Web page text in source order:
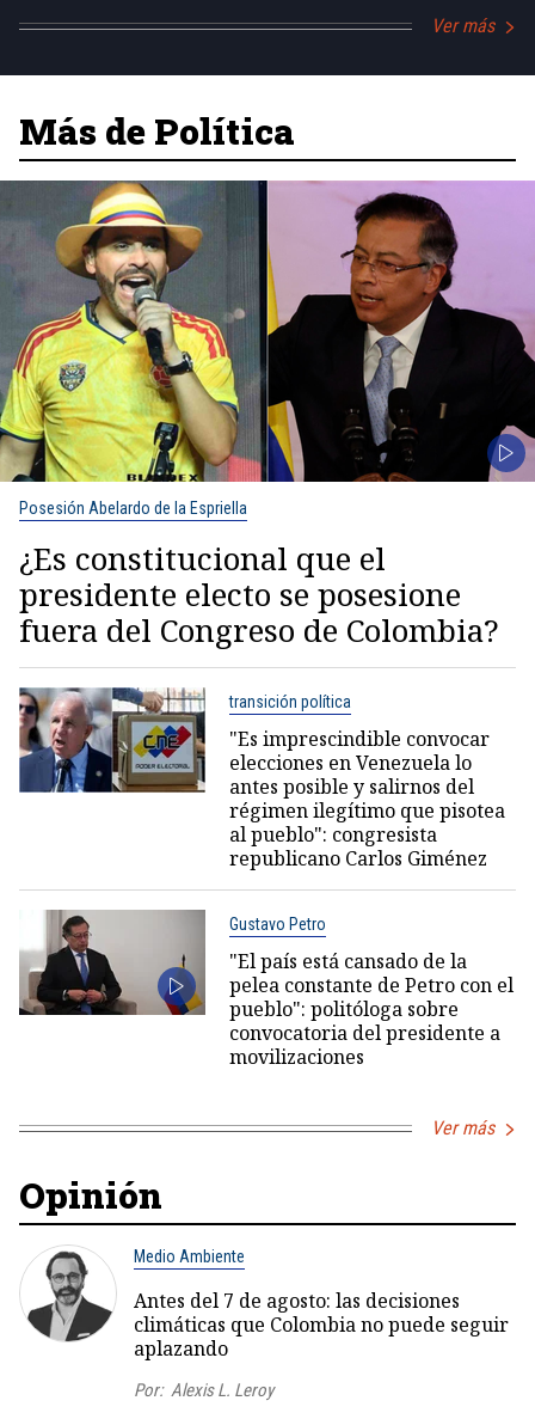
Ver más
Más de Política
Posesión Abelardo de la Espriella
¿Es constitucional que el
presidente electo se posesione
fuera del Congreso de Colombia?
transición política
"Es imprescindible convocar
elecciones en Venezuela lo
antes posible y salirnos del
régimen ilegítimo que pisotea
al pueblo": congresista
republicano Carlos Giménez
Gustavo Petro
"El país está cansado de la
pelea constante de Petro con el
pueblo": politóloga sobre
convocatoria del presidente a
movilizaciones
Ver más
Opinión
Medio Ambiente
Antes del 7 de agosto: las decisiones
climáticas que Colombia no puede seguir
aplazando
Por: Alexis L. Leroy